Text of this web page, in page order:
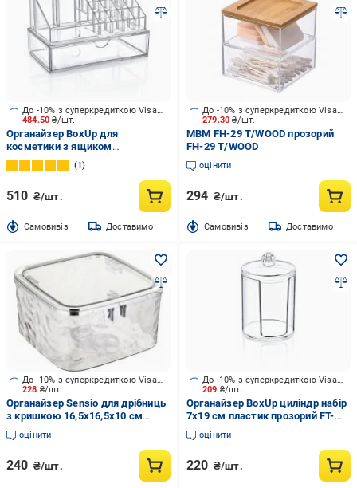
484.50₴/шт.
До -10% з суперкредиткою Visa Вигода
Органайзер BoxUp для
косметики з ящиком
22,5x12,5x13,8 см пластик
прозорий FT-005
1
510 ₴/шт.
Cамовивіз Доставимо
279.30₴/шт.
До -10% з суперкредиткою Visa Вигода
МВМ FH-29 T/WOOD прозорий
FH-29 T/WOOD
оцінити
294 ₴/шт.
Cамовивіз Доставимо
228 ₴/шт.
До -10% з суперкредиткою Visa Вигода
Органайзер Sensio для дрібниць
з кришкою 16,5х16,5х10 см
прозорий
оцінити
240 ₴/шт.
209 ₴/шт.
До -10% з суперкредиткою Visa Вигода
Органайзер BoxUp циліндр набір
7x19 см пластик прозорий FT-
014
оцінити
220 ₴/шт.